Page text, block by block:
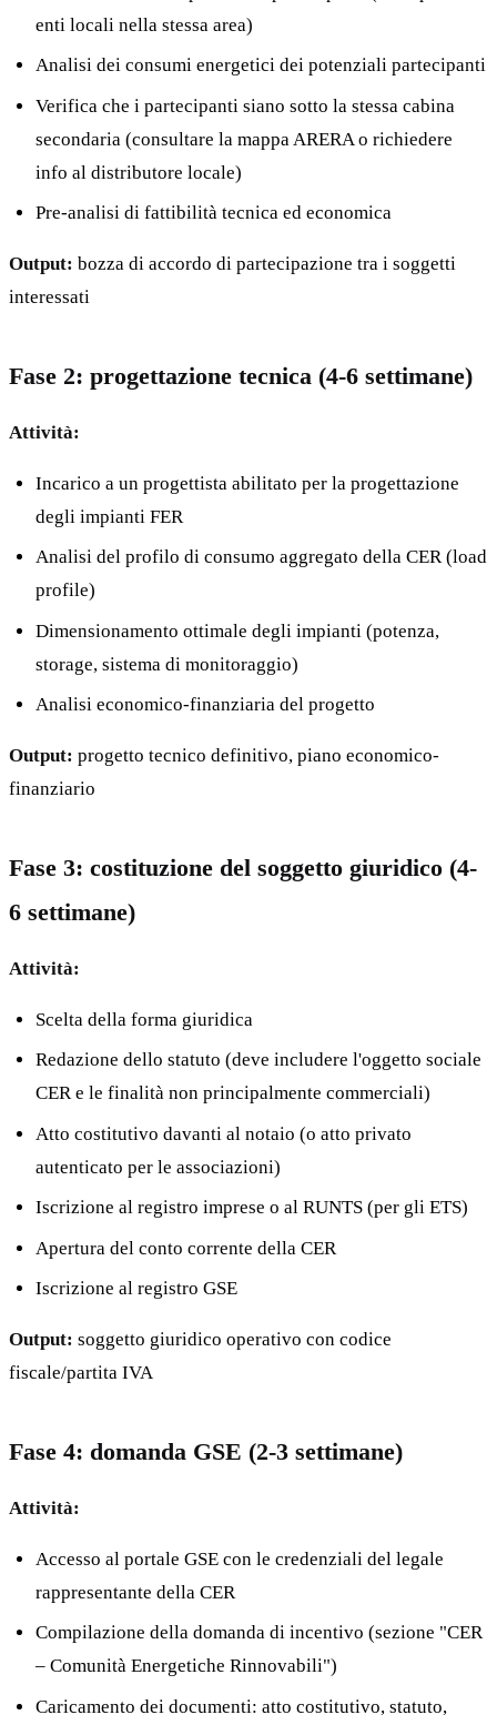
enti locali nella stessa area)
Analisi dei consumi energetici dei potenziali partecipanti
Verifica che i partecipanti siano sotto la stessa cabina
secondaria (consultare la mappa ARERA o richiedere
info al distributore locale)
Pre-analisi di fattibilità tecnica ed economica
Output: bozza di accordo di partecipazione tra i soggetti
interessati
Fase 2: progettazione tecnica (4-6 settimane)
Attività:
Incarico a un progettista abilitato per la progettazione
degli impianti FER
Analisi del profilo di consumo aggregato della CER (load
profile)
Dimensionamento ottimale degli impianti (potenza,
storage, sistema di monitoraggio)
Analisi economico-finanziaria del progetto
Output: progetto tecnico definitivo, piano economico-
finanziario
Fase 3: costituzione del soggetto giuridico (4-
6 settimane)
Attività:
Scelta della forma giuridica
Redazione dello statuto (deve includere l'oggetto sociale
CER e le finalità non principalmente commerciali)
Atto costitutivo davanti al notaio (o atto privato
autenticato per le associazioni)
Iscrizione al registro imprese o al RUNTS (per gli ETS)
Apertura del conto corrente della CER
Iscrizione al registro GSE
Output: soggetto giuridico operativo con codice
fiscale/partita IVA
Fase 4: domanda GSE (2-3 settimane)
Attività:
Accesso al portale GSE con le credenziali del legale
rappresentante della CER
Compilazione della domanda di incentivo (sezione "CER
– Comunità Energetiche Rinnovabili")
Caricamento dei documenti: atto costitutivo, statuto,